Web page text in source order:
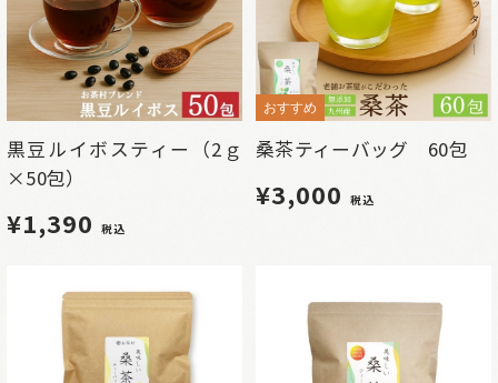
黒豆ルイボスティー（2ｇ
×50包）
¥1,390 税込
おすすめ
桑茶ティーバッグ 60包
¥3,000 税込